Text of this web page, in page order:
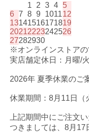
1
2 3 4 5
6 7 8 9 101112
13141516171819
20212223242526
27282930
※オンラインストアの
実店舗定休日：月曜/
2026年 夏季休業のご
休業期間：8月11日（
上記期間中にご注文
つきましては、8月17